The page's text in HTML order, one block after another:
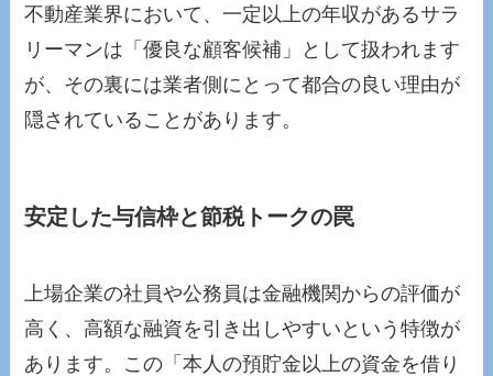
不動産業界において、一定以上の年収があるサラ
リーマンは「優良な顧客候補」として扱われます
が、その裏には業者側にとって都合の良い理由が
隠されていることがあります。
安定した与信枠と節税トークの罠
上場企業の社員や公務員は金融機関からの評価が
高く、高額な融資を引き出しやすいという特徴が
あります。この「本人の預貯金以上の資金を借り